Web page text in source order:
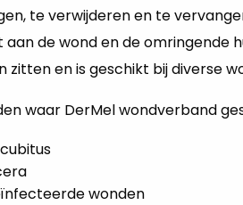
te verwijderen en te
aan de wond en de omringende
zitten en is geschikt bij diverse
waar DerMel wondverband
wonden